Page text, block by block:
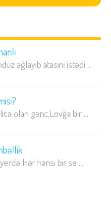
ağlayıb atasını istədi ...
olan gənc,Lovğa bir ...
Hər hansı bir se ...